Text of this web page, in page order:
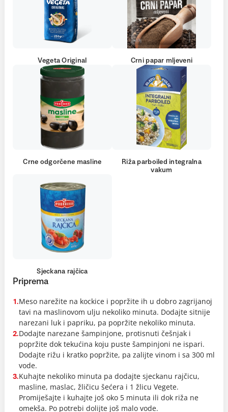
Vegeta Original Crni papar mljeveni
Crne odgorčene masline
Riža parboiled integralna
vakum
Sjeckana rajčica
Priprema
1.Meso narežite na kockice i popržite ih u dobro zagrijanoj
tavi na maslinovom ulju nekoliko minuta. Dodajte sitnije
narezani luk i papriku, pa popržite nekoliko minuta.
2.Dodajte narezane šampinjone, protisnuti češnjak i
popržite dok tekućina koju puste šampinjoni ne ispari.
Dodajte rižu i kratko popržite, pa zalijte vinom i sa 300 ml
vode.
3.Kuhajte nekoliko minuta pa dodajte sjeckanu rajčicu,
masline, maslac, žličicu šećera i 1 žlicu Vegete.
Promiješajte i kuhajte još oko 5 minuta ili dok riža ne
omekša. Po potrebi dolijte još malo vode.